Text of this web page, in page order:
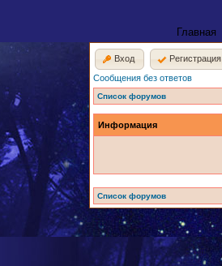
Главная
Вход
Регистрация
Сообщения без ответов
Список форумов
Информация
Список форумов